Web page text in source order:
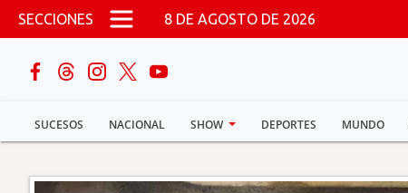
Pasar al contenido principal
SECCIONES 8 DE AGOSTO DE 2026
SUCESOS NACIONAL SHOW DEPORTES MUNDO
buscar
Sucesos
Nacional